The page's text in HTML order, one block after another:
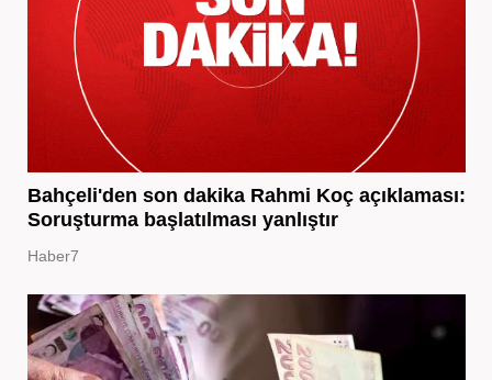
Bahçeli'den son dakika Rahmi Koç açıklaması:
Soruşturma başlatılması yanlıştır
Haber7